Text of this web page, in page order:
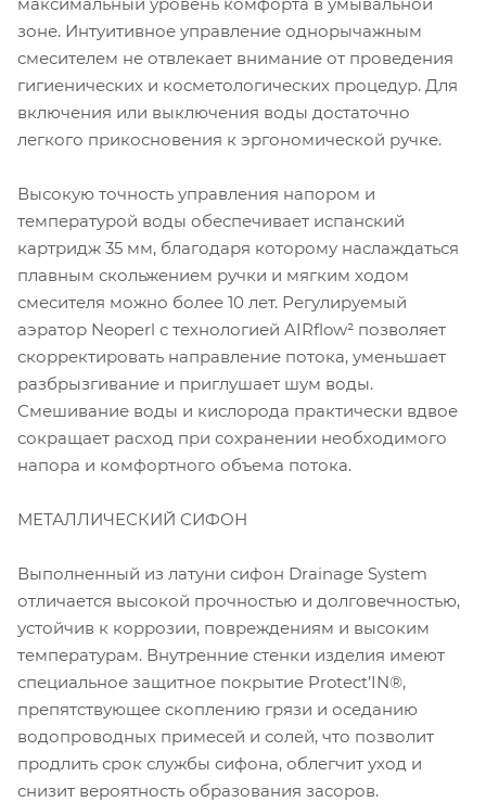
зоне. Интуитивное управление однорычажным
смесителем не отвлекает внимание от проведения
гигиенических и косметологических процедур. Для
включения или выключения воды достаточно
легкого прикосновения к эргономической ручке.
Высокую точность управления напором и
температурой воды обеспечивает испанский
картридж 35 мм, благодаря которому наслаждаться
плавным скольжением ручки и мягким ходом
смесителя можно более 10 лет. Регулируемый
аэратор Neoperl с технологией AIRflow² позволяет
скорректировать направление потока, уменьшает
разбрызгивание и приглушает шум воды.
Смешивание воды и кислорода практически вдвое
сокращает расход при сохранении необходимого
напора и комфортного объема потока.
МЕТАЛЛИЧЕСКИЙ СИФОН
Выполненный из латуни сифон Drainage System
отличается высокой прочностью и долговечностью,
устойчив к коррозии, повреждениям и высоким
температурам. Внутренние стенки изделия имеют
специальное защитное покрытие Protect’IN®,
препятствующее скоплению грязи и оседанию
водопроводных примесей и солей, что позволит
продлить срок службы сифона, облегчит уход и
снизит вероятность образования засоров.